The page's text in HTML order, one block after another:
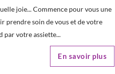
joie... Commence pour vous une
prendre soin de vous et de votre
par votre assiette...
En savoir plus